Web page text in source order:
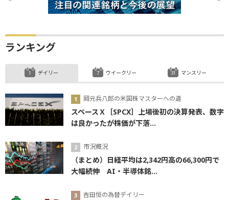
ランキング
デイリー
岡元兵八郎の米国株マスターへの道
スペースＸ［SPCX］上場後初の決算発表、数字
は良かったが株価が下落...
市況概況
（まとめ）日経平均は2,342円高の66,300円で
大幅続伸 AI・半導体銘...
吉田恒の為替デイリー
ウイークリー マンスリー